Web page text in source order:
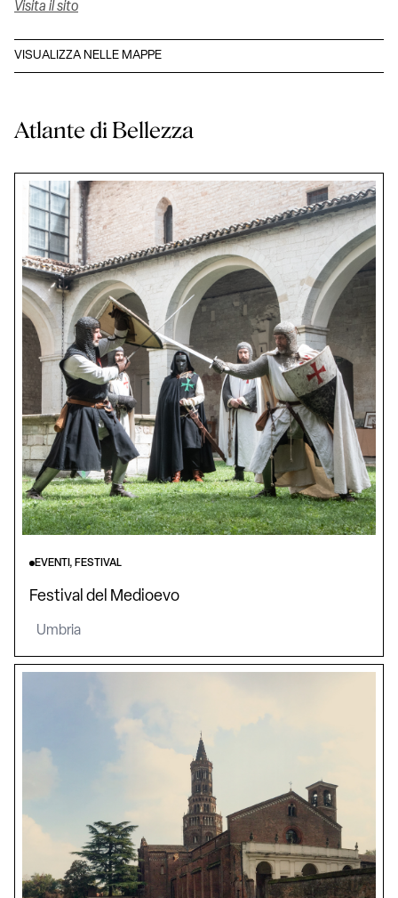
Visita il sito
VISUALIZZA NELLE MAPPE
Atlante di Bellezza
EVENTI, FESTIVAL
Festival del Medioevo
Umbria